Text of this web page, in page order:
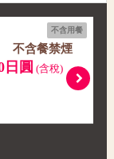
不含用餐
不含餐禁煙
日圓 (含稅)